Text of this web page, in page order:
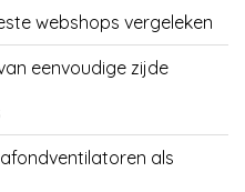
webshops vergeleken
eenvoudige zijde
als